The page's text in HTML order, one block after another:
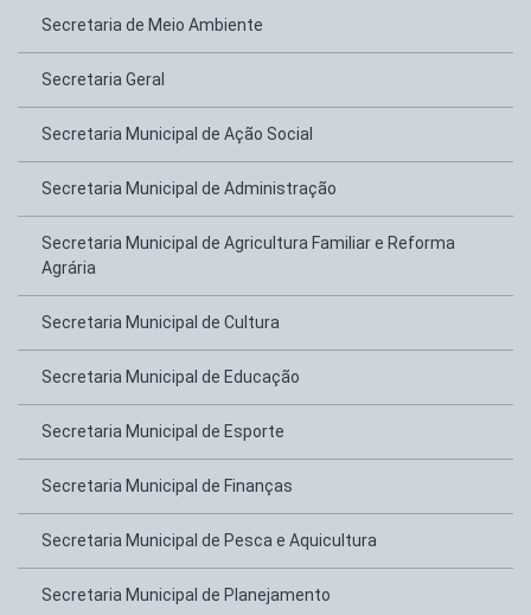
Secretaria de Meio Ambiente
Secretaria Geral
Secretaria Municipal de Ação Social
Secretaria Municipal de Administração
Secretaria Municipal de Agricultura Familiar e Reforma
Agrária
Secretaria Municipal de Cultura
Secretaria Municipal de Educação
Secretaria Municipal de Esporte
Secretaria Municipal de Finanças
Secretaria Municipal de Pesca e Aquicultura
Secretaria Municipal de Planejamento